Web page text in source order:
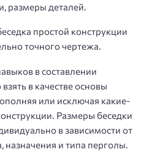
размеры деталей.
простой конструкции
точного чертежа.
в составлении
в качестве основы
или исключая какие-
Размеры беседки
в зависимости от
назначения и типа перголы.